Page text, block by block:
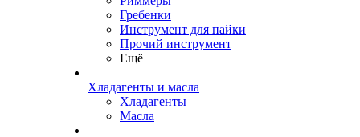
Гребенки
Инструмент для пайки
Прочий инструмент
Ещё
Хладагенты и масла
Хладагенты
Масла